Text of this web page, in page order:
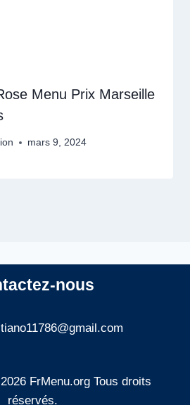
Menu Prix Marseille
mars 9, 2024
nous
FrMenu.org Tous droits
réservés.